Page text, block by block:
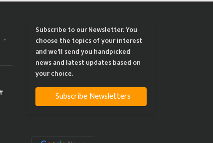
Subscribe to our Newsletter. You
choose the topics of your interest
and we'll send you handpicked
news and latest updates based on
your choice.
Subscribe Newsletters